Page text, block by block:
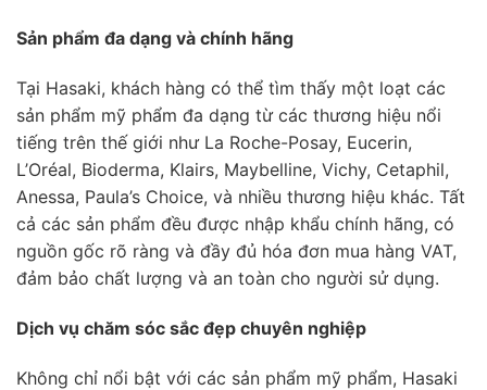
Sản phẩm đa dạng và chính hãng
Tại Hasaki, khách hàng có thể tìm thấy một loạt các
sản phẩm mỹ phẩm đa dạng từ các thương hiệu nổi
tiếng trên thế giới như La Roche-Posay, Eucerin,
L’Oréal, Bioderma, Klairs, Maybelline, Vichy, Cetaphil,
Anessa, Paula’s Choice, và nhiều thương hiệu khác. Tất
cả các sản phẩm đều được nhập khẩu chính hãng, có
nguồn gốc rõ ràng và đầy đủ hóa đơn mua hàng VAT,
đảm bảo chất lượng và an toàn cho người sử dụng.
Dịch vụ chăm sóc sắc đẹp chuyên nghiệp
Không chỉ nổi bật với các sản phẩm mỹ phẩm, Hasaki